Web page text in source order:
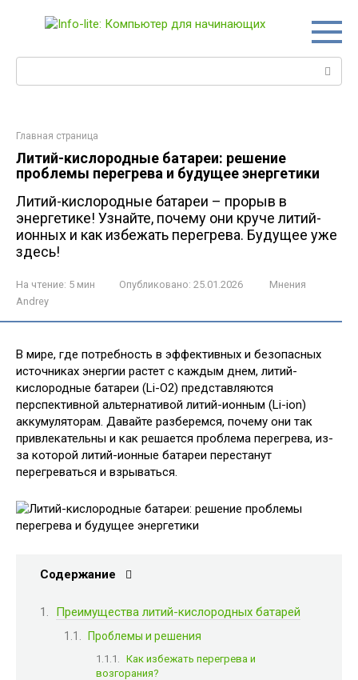
Главная страница
Литий-кислородные батареи: решение
проблемы перегрева и будущее энергетики
Литий-кислородные батареи – прорыв в
энергетике! Узнайте, почему они круче литий-
ионных и как избежать перегрева. Будущее уже
здесь!
На чтение: 5 мин Опубликовано: 25.01.2026
Мнения
Andrey
В мире, где потребность в эффективных и безопасных
источниках энергии растет с каждым днем, литий-
кислородные батареи (Li-O2) представляются
перспективной альтернативой литий-ионным (Li-ion)
аккумуляторам. Давайте разберемся, почему они так
привлекательны и как решается проблема перегрева, из-
за которой литий-ионные батареи перестанут
перегреваться и взрываться.
Содержание
Преимущества литий-кислородных батарей
Проблемы и решения
Как избежать перегрева и
возгорания?